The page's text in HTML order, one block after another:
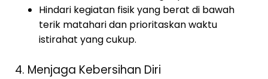
Hindari kegiatan fisik yang berat di bawah
terik matahari dan prioritaskan waktu
istirahat yang cukup.
4. Menjaga Kebersihan Diri